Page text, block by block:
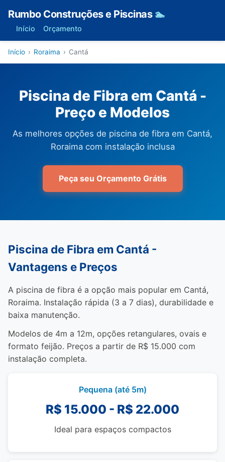
Rumbo Construções e Piscinas 🏊
Início Orçamento
Início › Roraima › Cantá
Piscina de Fibra em Cantá -
Preço e Modelos
As melhores opções de piscina de fibra em Cantá,
Roraima com instalação inclusa
Peça seu Orçamento Grátis
Piscina de Fibra em Cantá -
Vantagens e Preços
A piscina de fibra é a opção mais popular em Cantá,
Roraima. Instalação rápida (3 a 7 dias), durabilidade e
baixa manutenção.
Modelos de 4m a 12m, opções retangulares, ovais e
formato feijão. Preços a partir de R$ 15.000 com
instalação completa.
Pequena (até 5m)
R$ 15.000 - R$ 22.000
Ideal para espaços compactos